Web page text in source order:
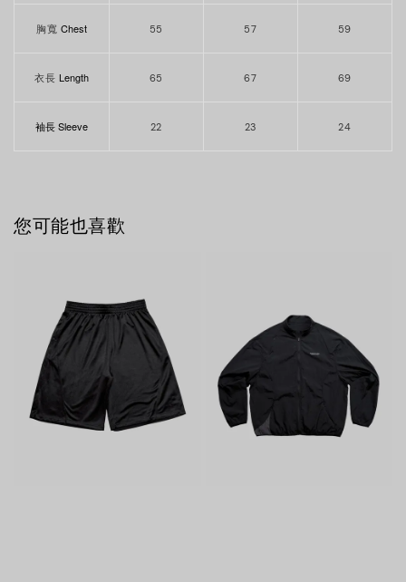
胸寬 Chest 55 57 59
衣長 Length 65 67 69
袖長 Sleeve 22 23 24
您可能也喜歡